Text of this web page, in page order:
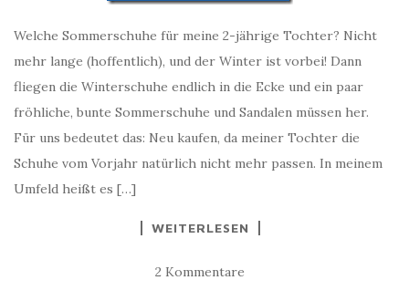
Welche Sommerschuhe für meine 2-jährige Tochter? Nicht
mehr lange (hoffentlich), und der Winter ist vorbei! Dann
fliegen die Winterschuhe endlich in die Ecke und ein paar
fröhliche, bunte Sommerschuhe und Sandalen müssen her.
Für uns bedeutet das: Neu kaufen, da meiner Tochter die
Schuhe vom Vorjahr natürlich nicht mehr passen. In meinem
Umfeld heißt es […]
WEITERLESEN
2 Kommentare